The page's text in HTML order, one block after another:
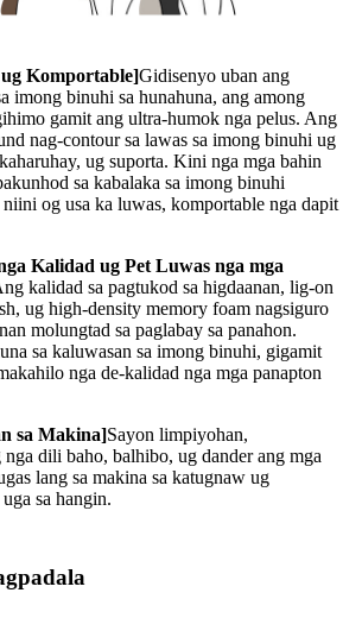
Komportable]Gidisenyo uban ang
imong binuhi sa hunahuna, ang among
gamit ang ultra-humok nga pelus. Ang
nag-contour sa lawas sa imong binuhi ug
ug suporta. Kini nga mga bahin
sa kabalaka sa imong binuhi
niini og usa ka luwas, komportable nga dapit
Kalidad ug Pet Luwas nga mga
kalidad sa pagtukod sa higdaanan, lig-on
ug high-density memory foam nagsiguro
molungtad sa paglabay sa panahon.
sa kaluwasan sa imong binuhi, gigamit
nga de-kalidad nga mga panapton
sa Makina]Sayon limpiyohan,
nga dili baho, balhibo, ug dander ang mga
lang sa makina sa katugnaw ug
sa hangin.